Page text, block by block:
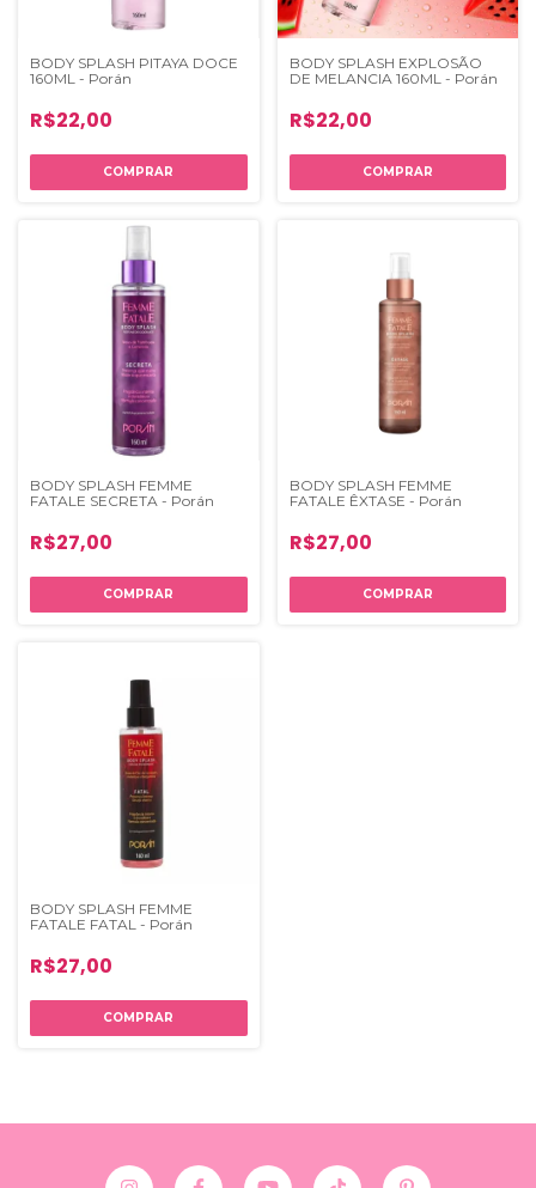
BODY SPLASH PITAYA DOCE
160ML - Porán
R$22,00
BODY SPLASH EXPLOSÃO
DE MELANCIA 160ML - Porán
R$22,00
BODY SPLASH FEMME
FATALE SECRETA - Porán
R$27,00
BODY SPLASH FEMME
FATALE ÊXTASE - Porán
R$27,00
BODY SPLASH FEMME
FATALE FATAL - Porán
R$27,00